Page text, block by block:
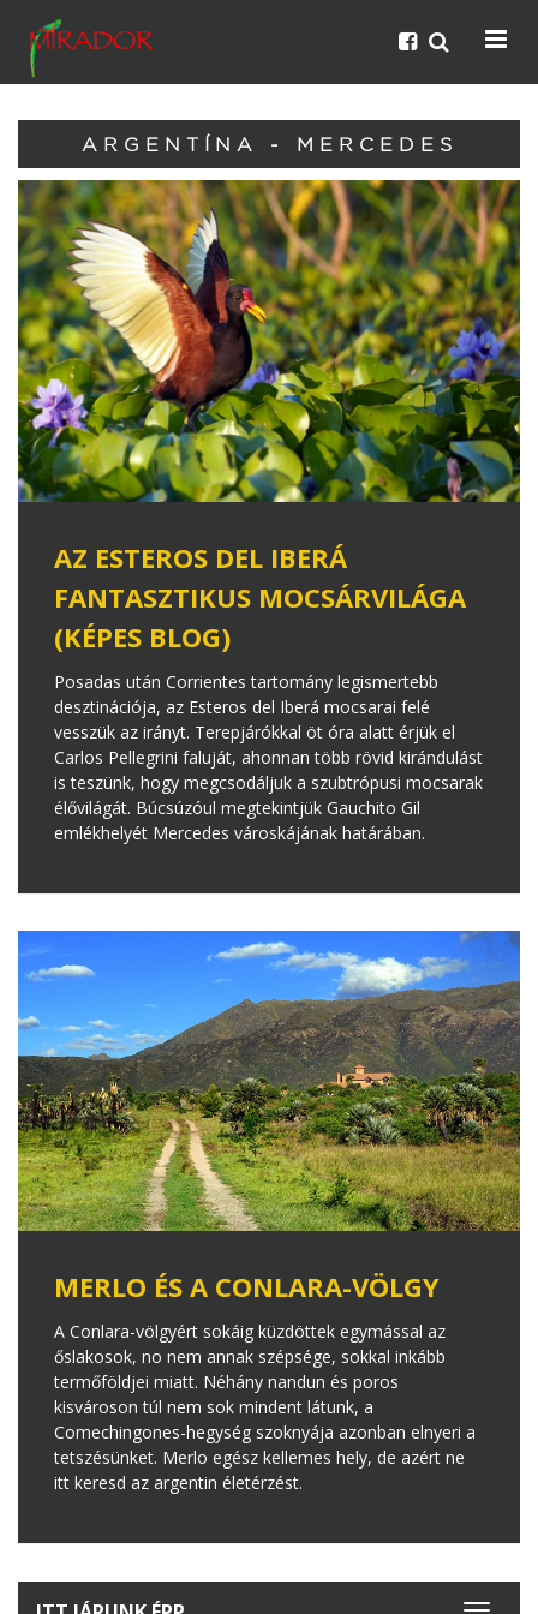
ARGENTÍNA - MERCEDES
AZ ESTEROS DEL IBERÁ
FANTASZTIKUS MOCSÁRVILÁGA
(KÉPES BLOG)
Posadas után Corrientes tartomány legismertebb
desztinációja, az Esteros del Iberá mocsarai felé
vesszük az irányt. Terepjárókkal öt óra alatt érjük el
Carlos Pellegrini faluját, ahonnan több rövid kirándulást
is teszünk, hogy megcsodáljuk a szubtrópusi mocsarak
élővilágát. Búcsúzóul megtekintjük Gauchito Gil
emlékhelyét Mercedes városkájának határában.
MERLO ÉS A CONLARA-VÖLGY
A Conlara-völgyért sokáig küzdöttek egymással az
őslakosok, no nem annak szépsége, sokkal inkább
termőföldjei miatt. Néhány nandun és poros
kisvároson túl nem sok mindent látunk, a
Comechingones-hegység szoknyája azonban elnyeri a
tetszésünket. Merlo egész kellemes hely, de azért ne
itt keresd az argentin életérzést.